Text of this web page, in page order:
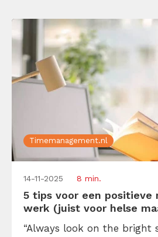
Timemanagement.nl
14-11-2025 8 min.
5 tips voor een positieve
werk (juist voor helse
“Always look on the bright